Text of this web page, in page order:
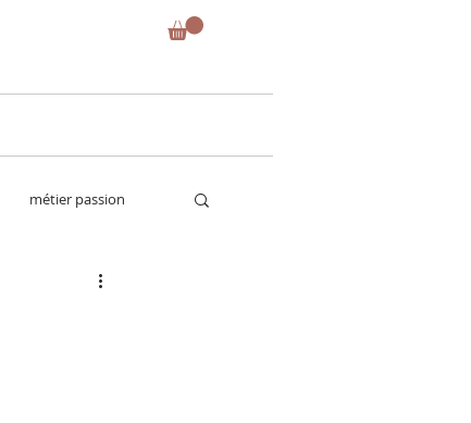
métier passion